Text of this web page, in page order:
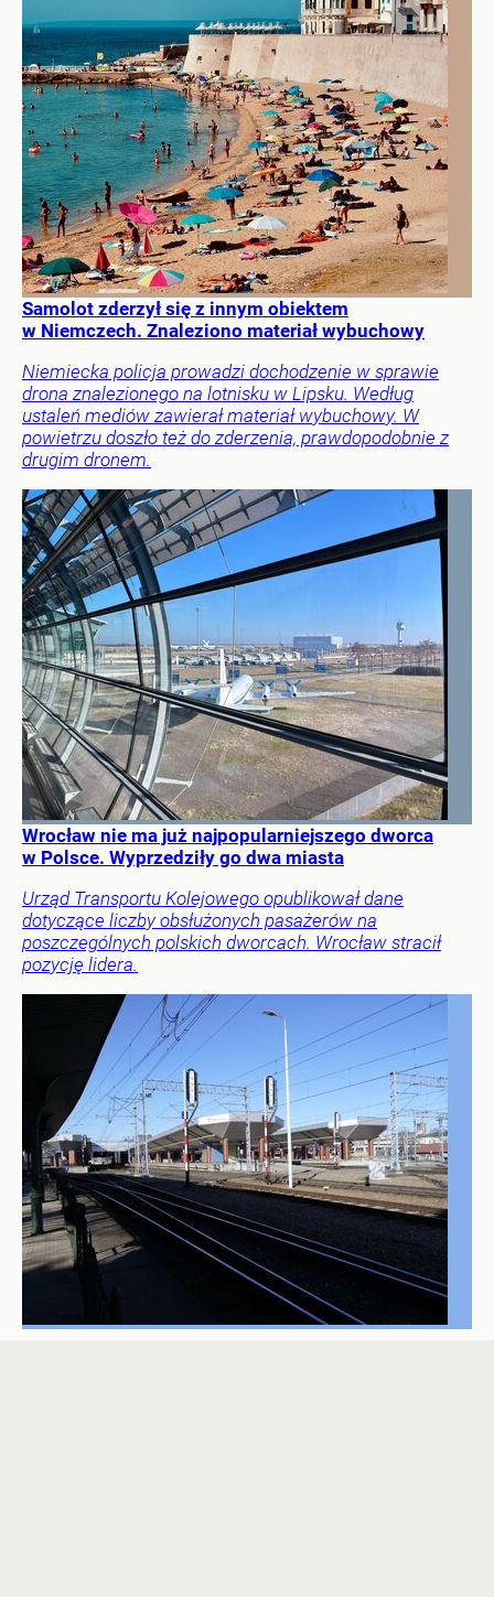
Samolot zderzył się z innym obiektem
w Niemczech. Znaleziono materiał wybuchowy
Niemiecka policja prowadzi dochodzenie w sprawie
drona znalezionego na lotnisku w Lipsku. Według
ustaleń mediów zawierał materiał wybuchowy. W
powietrzu doszło też do zderzenia, prawdopodobnie z
drugim dronem.
Wrocław nie ma już najpopularniejszego dworca
w Polsce. Wyprzedziły go dwa miasta
Urząd Transportu Kolejowego opublikował dane
dotyczące liczby obsłużonych pasażerów na
poszczególnych polskich dworcach. Wrocław stracił
pozycję lidera.